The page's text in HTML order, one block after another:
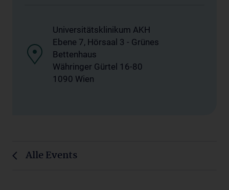
Universitätsklinikum AKH
Ebene 7, Hörsaal 3 - Grünes
Bettenhaus
Währinger Gürtel 16-80
1090 Wien
Alle Events